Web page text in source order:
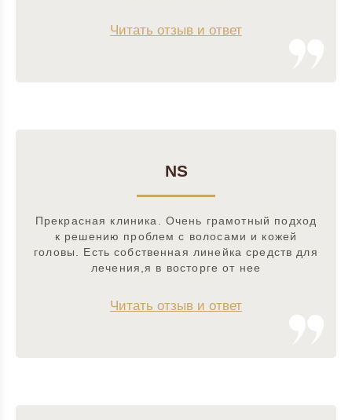
Читать отзыв и ответ
NS
Прекрасная клиника. Очень грамотный подход
к решению проблем с волосами и кожей
головы. Есть собственная линейка средств для
лечения,я в восторге от нее
Читать отзыв и ответ